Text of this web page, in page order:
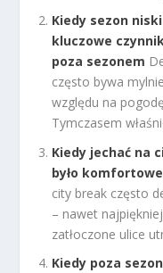
Kiedy sezon
kluczowe
poza sezonem
często bywa
względu na
Tymczasem
Kiedy jechać na
było
city break często
– nawet
zatłoczone ulice
Kiedy poza